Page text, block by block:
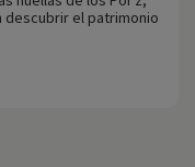
descubrir el patrimonio